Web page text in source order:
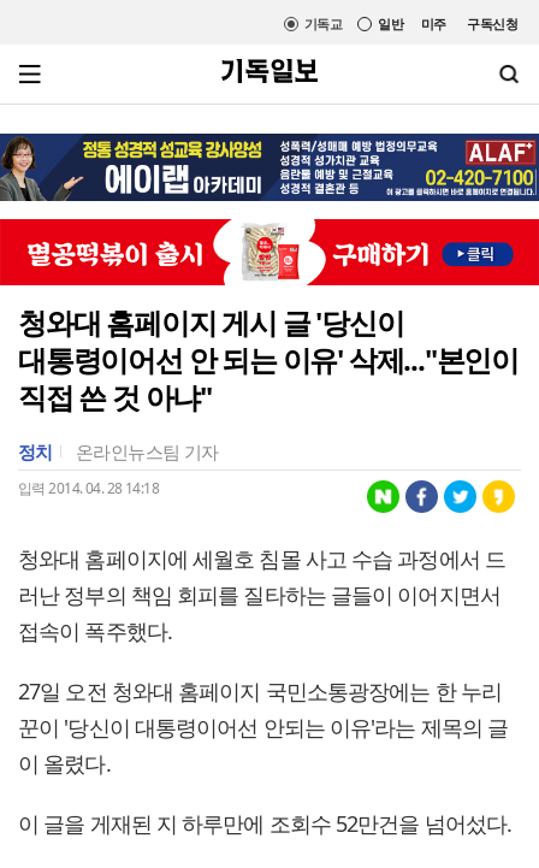
미주 구독신청
일반
기독교
청와대 홈페이지 게시 글 '당신이
대통령이어선 안 되는 이유' 삭제..."본인이
직접 쓴 것 아냐"
정치 온라인뉴스팀 기자
입력 2014. 04. 28 14:18
청와대 홈페이지에 세월호 침몰 사고 수습 과정에서 드
러난 정부의 책임 회피를 질타하는 글들이 이어지면서
접속이 폭주했다.
27일 오전 청와대 홈페이지 국민소통광장에는 한 누리
꾼이 '당신이 대통령이어선 안되는 이유'라는 제목의 글
이 올렸다.
이 글을 게재된 지 하루만에 조회수 52만건을 넘어섰다.